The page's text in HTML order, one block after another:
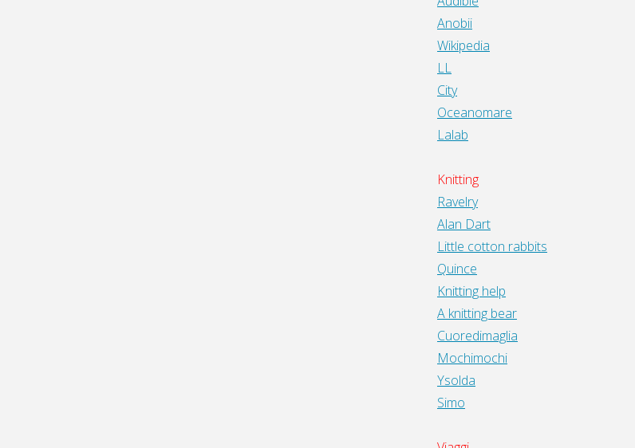
Anobii
Wikipedia
LL
City
Oceanomare
Lalab
Knitting
Ravelry
Alan Dart
Little cotton rabbits
Quince
Knitting help
A knitting bear
Cuoredimaglia
Mochimochi
Ysolda
Simo